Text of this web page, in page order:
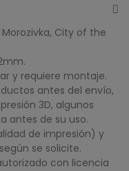
City of the
y requiere montaje.
antes del envío,
3D, algunos
antes de su uso.
de impresión) y
se solicite.
con licencia